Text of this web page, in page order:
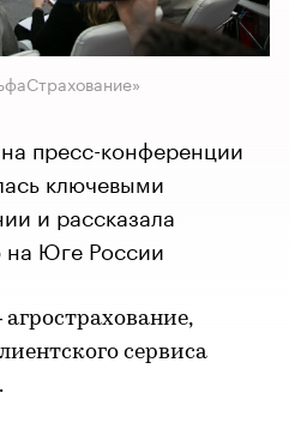
пресс-конференции
ключевыми
и рассказала
на Юге России
сервиса